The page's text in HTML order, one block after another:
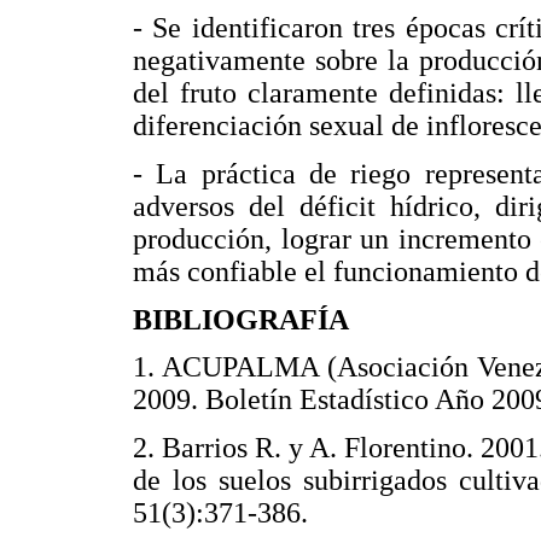
- Se identificaron tres épocas
negativamente sobre la
del fruto claramente definidas:
diferenciación sexual de
- La práctica de riego
adversos del déficit hídrico,
producción, lograr un
más confiable el funcionamiento
BIBLIOGRAFÍA
1. ACUPALMA (Asociación
2009. Boletín Estadístico Año
2. Barrios R. y A. Florentino.
de los suelos subirrigados
51(3):371-386.